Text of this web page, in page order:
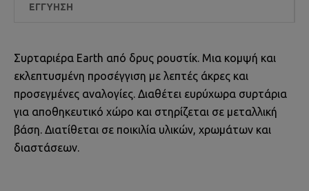
ΕΓΓΎΗΣΗ
Συρταριέρα Earth από δρυς ρουστίκ. Μια κομψή και
εκλεπτυσμένη προσέγγιση με λεπτές άκρες και
προσεγμένες αναλογίες. Διαθέτει ευρύχωρα συρτάρια
για αποθηκευτικό χώρο και στηρίζεται σε μεταλλική
βάση. Διατίθεται σε ποικιλία υλικών, χρωμάτων και
διαστάσεων.